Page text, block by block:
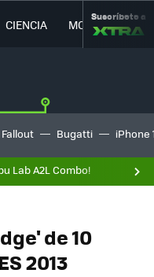
CIENCIA MOVILIDAD
Suscríbete a
Fallout Bugatti iPhone
Lab A2L Combo!
de 10
2013